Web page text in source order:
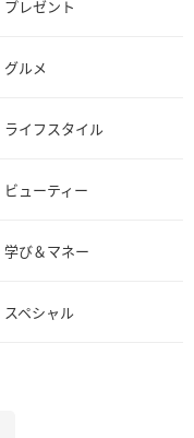
プレゼント
グルメ
ライフスタイル
ビューティー
学び＆マネー
スペシャル